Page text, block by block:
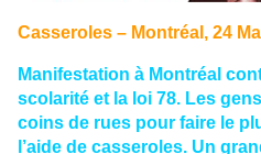
Casseroles – Montréal, 24
Manifestation à Montréal
scolarité et la loi 78. Les
coins de rues pour faire le
l’aide de casseroles. Un